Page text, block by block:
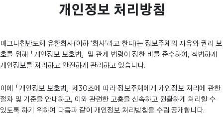
개인정보 처리방침
매그나칩반도체 유한회사(이하 ‘회사’라고 한다)는 정보주체의 자유와 권리 보
호를 위해 「개인정보 보호법」 및 관계 법령이 정한 바를 준수하여, 적법하게
개인정보를 처리하고 안전하게 관리하고 있습니다.
이에 「개인정보 보호법」 제30조에 따라 정보주체에게 개인정보 처리에 관한
절차 및 기준을 안내하고, 이와 관련한 고충을 신속하고 원활하게 처리할 수
있도록 하기 위하여 다음과 같이 개인정보 처리방침을 수립·공개합니다.